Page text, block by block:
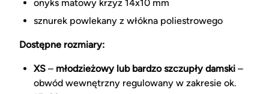
onyks matowy krzyż 14x10 mm
sznurek powlekany z włókna poliestrowego
Dostępne rozmiary:
XS – młodzieżowy lub bardzo szczupły damski –
obwód wewnętrzny regulowany w zakresie ok.